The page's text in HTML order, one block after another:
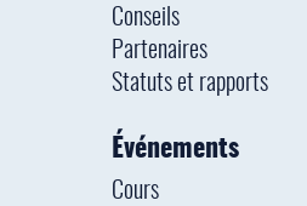
Conseils
Partenaires
Statuts et rapports
Événements
Cours